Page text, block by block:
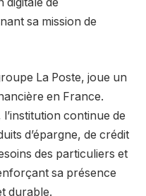
sa mission de
La Poste, joue un
en France.
continue de
d’épargne, de crédit
des particuliers et
sa présence
durable.